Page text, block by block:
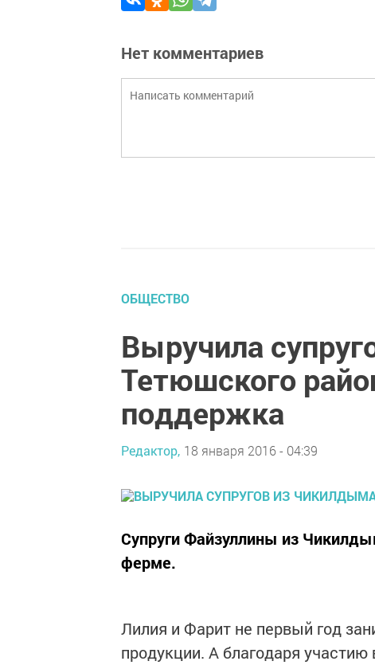
Нет комментариев
ОБЩЕСТВО
Выручила
Тетюшского
поддержка
Редактор, 18 января 2016 - 04:39
Супруги Файзуллины из
ферме.
Лилия и Фарит не первый год
продукции. А благодаря